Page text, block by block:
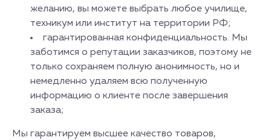
желанию, вы можете выбрать любое училище,
техникум или институт на территории РФ;
гарантированная конфиденциальность. Мы
заботимся о репутации заказчиков, поэтому не
только сохраняем полную анонимность, но и
немедленно удаляем всю полученную
информацию о клиенте после завершения
заказа;
Мы гарантируем высшее качество товаров,